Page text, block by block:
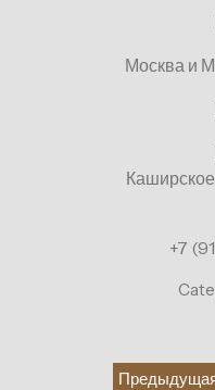
Москва и
+7
Навигация